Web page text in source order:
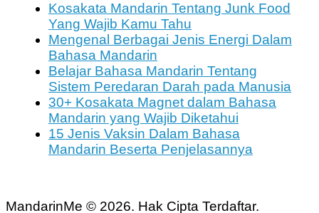
Kosakata Mandarin Tentang Junk Food
Yang Wajib Kamu Tahu
Mengenal Berbagai Jenis Energi Dalam
Bahasa Mandarin
Belajar Bahasa Mandarin Tentang
Sistem Peredaran Darah pada Manusia
30+ Kosakata Magnet dalam Bahasa
Mandarin yang Wajib Diketahui
15 Jenis Vaksin Dalam Bahasa
Mandarin Beserta Penjelasannya
MandarinMe © 2026. Hak Cipta Terdaftar.